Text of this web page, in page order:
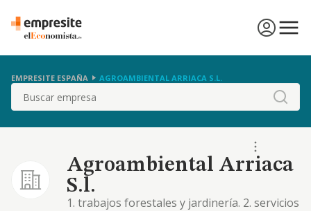
EMPRESITE ESPAÑA AGROAMBIENTAL ARRIACA S.L.
Buscar
Agroambiental Arriaca
S.l.
1. trabajos forestales y jardinería. 2. servicios